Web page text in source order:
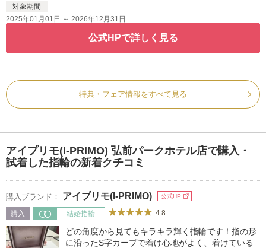
対象期間
2025年01月01日 ～ 2026年12月31日
公式HPで詳しく見る
特典・フェア情報をすべて見る
アイプリモ(I-PRIMO) 弘前パークホテル店で購入・
試着した指輪の新着クチコミ
購入ブランド： アイプリモ(I-PRIMO) 公式HP
購入 結婚指輪 4.8
どの角度から見てもキラキラ輝く指輪です！指の形
に沿ったS字カーブで着け心地がよく、着けている